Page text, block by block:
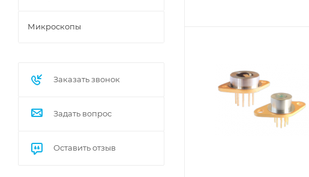
Микроскопы
Заказать звонок
Задать вопрос
Оставить отзыв